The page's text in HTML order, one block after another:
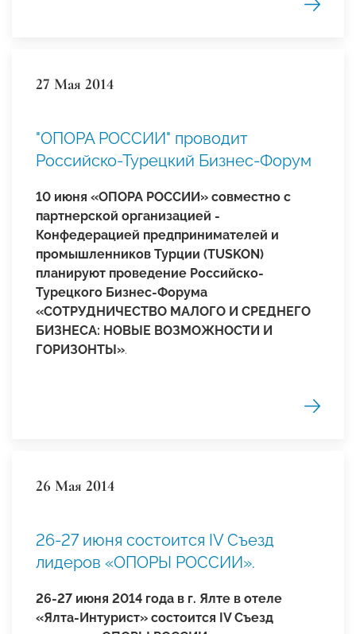
27 Мая 2014
"ОПОРА РОССИИ" проводит
Российско-Турецкий Бизнес-Форум
10 июня «ОПОРА РОССИИ» совместно с
партнерской организацией -
Конфедерацией предпринимателей и
промышленников Турции (TUSKON)
планируют проведение Российско-
Турецкого Бизнес-Форума
«СОТРУДНИЧЕСТВО МАЛОГО И СРЕДНЕГО
БИЗНЕСА: НОВЫЕ ВОЗМОЖНОСТИ И
ГОРИЗОНТЫ».
26 Мая 2014
26-27 июня состоится IV Съезд
лидеров «ОПОРЫ РОССИИ».
26-27 июня 2014 года в г. Ялте в отеле
«Ялта-Интурист» состоится IV Съезд